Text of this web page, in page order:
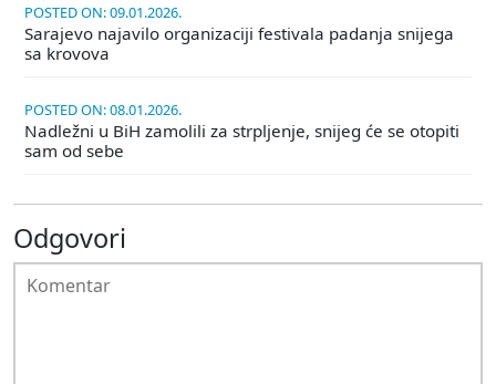
POSTED ON: 09.01.2026.
Sarajevo najavilo organizaciji festivala padanja snijega
sa krovova
POSTED ON: 08.01.2026.
Nadležni u BiH zamolili za strpljenje, snijeg će se otopiti
sam od sebe
Odgovori